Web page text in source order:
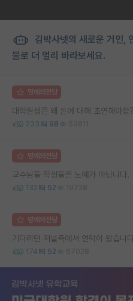
김박사넷의 새로운 거인,
물로 더 멀리 바라보세요.
명예의전당
대학원생은 왜 돈에 대해 초연해야함?
233 98 53811
명예의전당
교수님들 학생들은 노예가 아닙니다.
132 52 19728
명예의전당
기다리던 저널측에서 연락이 왔습
174 52 67028